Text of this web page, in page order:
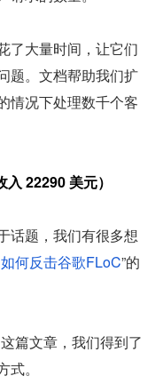
了大量时间，让它们
题。文档帮助我们扩
情况下处理数千个客
22290 美元）
话题，我们有很多想
如何反击谷歌FLoC”的
篇文章，我们得到了
。